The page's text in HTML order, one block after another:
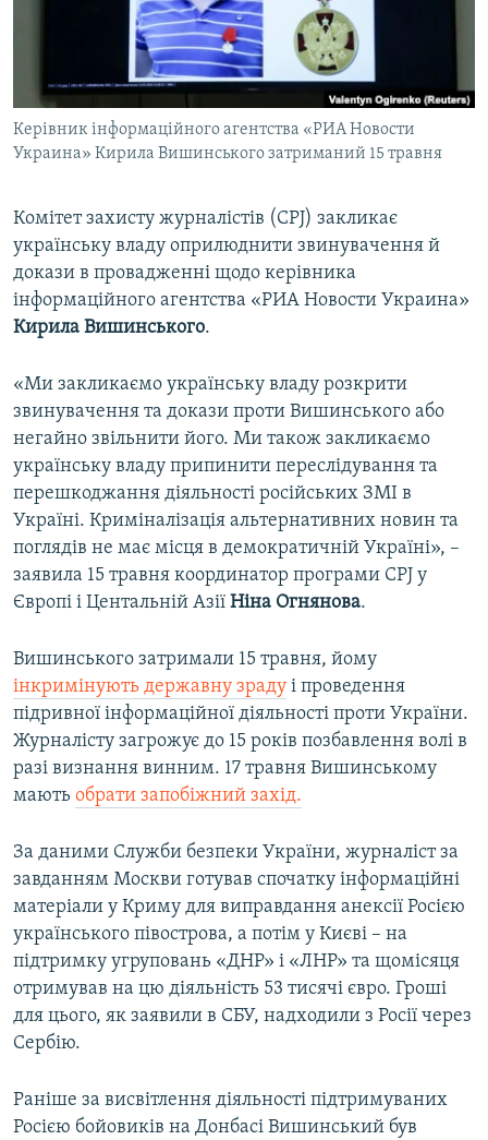
ВІДЕОУРОКИ «ELIFBE»
СВІДЧЕННЯ ОКУПАЦІЇ
УКРАЇНСЬКА ПРОБЛЕМА КРИМУ
ІНФОГРАФІКА
Qırımtatar
ДОЛУЧАЙСЯ!
Усі сайти RFE/RL
Керівник інформаційного агентства «РИА Новости
Украина» Кирила Вишинського затриманий 15 травня
Комітет захисту журналістів (CPJ) закликає
українську владу оприлюднити звинувачення й
докази в провадженні щодо керівника
інформаційного агентства «РИА Новости Украина»
Кирила Вишинського.
«Ми закликаємо українську владу розкрити
звинувачення та докази проти Вишинського або
негайно звільнити його. Ми також закликаємо
українську владу припинити переслідування та
перешкоджання діяльності російських ЗМІ в
Україні. Криміналізація альтернативних новин та
поглядів не має місця в демократичній Україні», –
заявила 15 травня координатор програми CPJ у
Європі і Центальній Азії Ніна Огнянова.
Вишинського затримали 15 травня, йому
інкримінують державну зраду і проведення
підривної інформаційної діяльності проти України.
Журналісту загрожує до 15 років позбавлення волі в
разі визнання винним. 17 травня Вишинському
мають обрати запобіжний захід.
За даними Служби безпеки України, журналіст за
завданням Москви готував спочатку інформаційні
матеріали у Криму для виправдання анексії Росією
українського півострова, а потім у Києві – на
підтримку угруповань «ДНР» і «ЛНР» та щомісяця
отримував на цю діяльність 53 тисячі євро. Гроші
для цього, як заявили в СБУ, надходили з Росії через
Сербію.
Раніше за висвітлення діяльності підтримуваних
Росією бойовиків на Донбасі Вишинський був